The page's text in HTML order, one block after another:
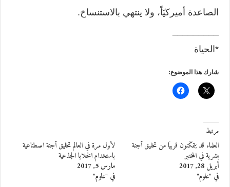
الصاعدة أميركيّاً، ولا ينتهي بالاستنساخ.
*الحياة
شارك هذا الموضوع:
مرتبط
العلماء قد يتمكَّنون قريبًا من تخليق أجنة
بشرية في المختبر
أبريل 28, 2017
في "علوم"
لأول مرة في العالم تخليق أجنة اصطناعية
باستخدام الخلايا الجذعية
مارس 5, 2017
في "علوم"